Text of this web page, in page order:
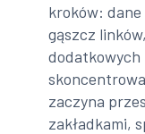
kroków:
gąszcz
dodatkowych
zaczyna
zakładkami,